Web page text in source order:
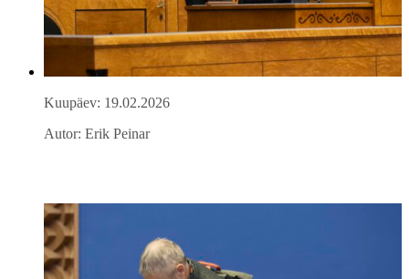
Kuupäev: 19.02.2026
Autor: Erik Peinar